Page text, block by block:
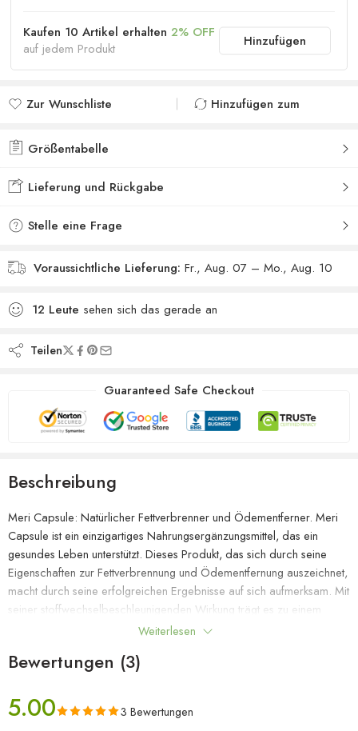
Kaufen 10 Artikel erhalten 2% OFF
auf jedem Produkt
Hinzufügen
Zur Wunschliste
Zur Wunschliste
Hinzufügen zum
Größentabelle
Lieferung und Rückgabe
Stelle eine Frage
Voraussichtliche Lieferung: Fr., Aug. 07 – Mo., Aug. 10
12 Leute sehen sich das gerade an
Teilen
Guaranteed Safe Checkout
Beschreibung
Meri Capsule: Natürlicher Fettverbrenner und Ödementferner. Meri
Capsule ist ein einzigartiges Nahrungsergänzungsmittel, das ein
gesundes Leben unterstützt. Dieses Produkt, das sich durch seine
Eigenschaften zur Fettverbrennung und Ödementfernung auszeichnet,
macht durch seine erfolgreichen Ergebnisse auf sich aufmerksam. Mit
seiner stoffwechselbeschleunigenden Wirkung trägt es zu einem
gesunden Gewichtsmanagement bei und hilft, Ödeme aus dem
Fettverbrennungskraft:Das hervorstechendste Merkmal von Meri
natürlichen Inhaltsstoffen beschleunigt es die Fettverbrennung im
Körper und erleichtert so das Erreichen des Wunschgewichts.
Weiterlesen
Bewertungen (3)
5.00 3 Bewertungen